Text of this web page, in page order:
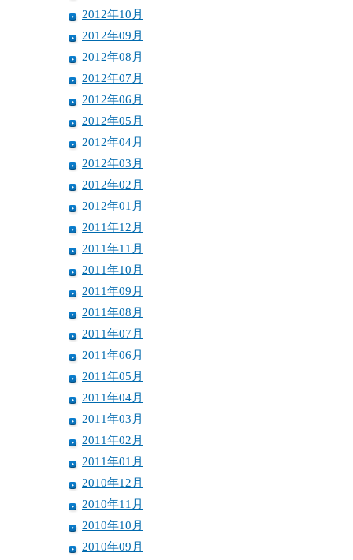
2012年10月
2012年09月
2012年08月
2012年07月
2012年06月
2012年05月
2012年04月
2012年03月
2012年02月
2012年01月
2011年12月
2011年11月
2011年10月
2011年09月
2011年08月
2011年07月
2011年06月
2011年05月
2011年04月
2011年03月
2011年02月
2011年01月
2010年12月
2010年11月
2010年10月
2010年09月